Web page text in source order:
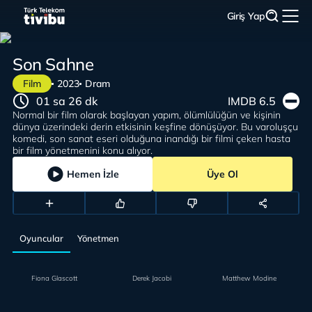
Giriş Yap
Film 2023 Dram
Son Sahne
Normal bir film olarak başlayan yapım, ölümlülüğün ve kişinin
dünya üzerindeki derin etkisinin keşfine dönüşüyor. Bu varoluşçu
komedi, son sanat eseri olduğuna inandığı bir filmi çeken hasta
bir film yönetmenini konu alıyor.
01 sa 26 dk IMDB 6.5
Hemen İzle Üye Ol
Oyuncular Yönetmen
Fiona Glascott Derek Jacobi Matthew Modine